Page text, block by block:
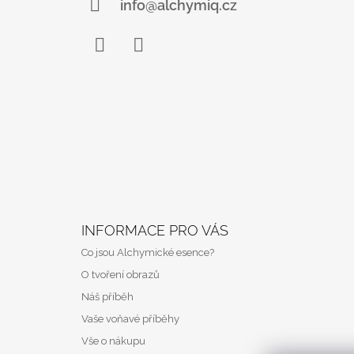
info@alchymiq.cz
INFORMACE PRO VÁS
Co jsou Alchymické esence?
O tvoření obrazů
Náš příběh
Vaše voňavé příběhy
Vše o nákupu